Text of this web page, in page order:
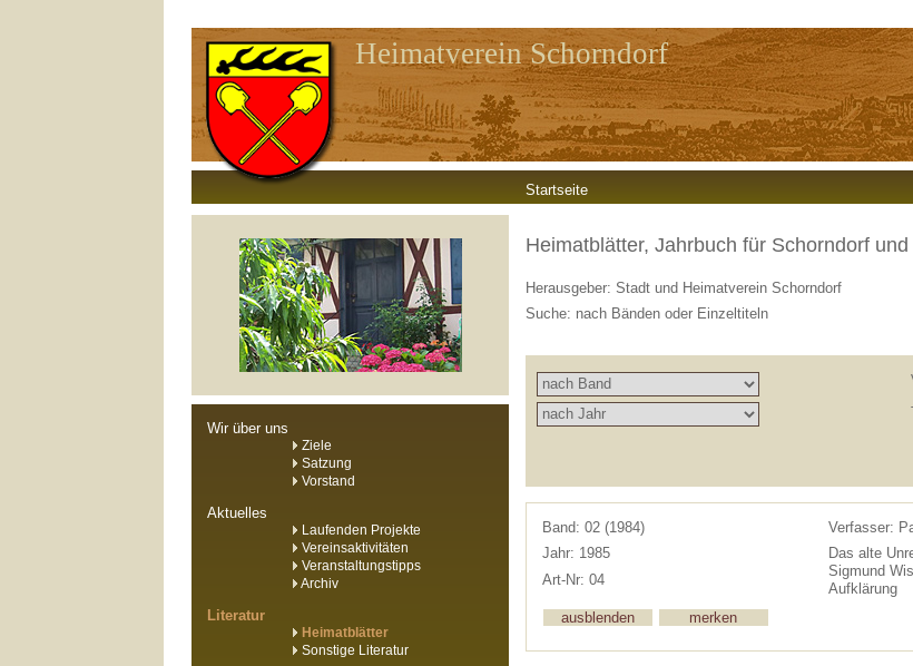
Heimatverein Schorndorf
Startseite
Wir über uns
Ziele
Satzung
Vorstand
Aktuelles
Laufenden Projekte
Vereinsaktivitäten
Veranstaltungstipps
Archiv
Literatur
Heimatblätter
Sonstige Literatur
Heimatblätter, Jahrbuch für Schorndorf
Herausgeber: Stadt und Heimatverein Schorndorf
Suche: nach Bänden oder Einzeltiteln
Band: 02 (1984)
Jahr: 1985
Art-Nr: 04
Verfasser:
Das alte
Sigmund
Aufklärung